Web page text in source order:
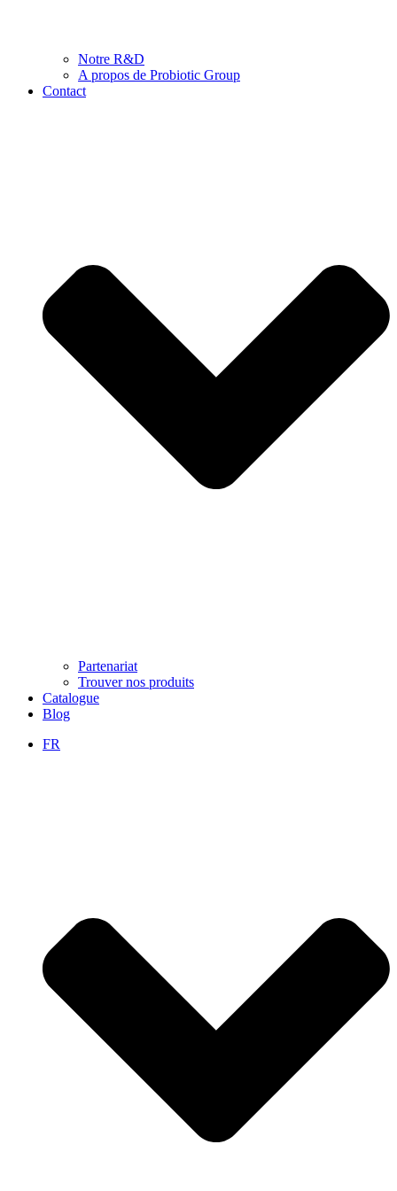
Notre R&D
A propos de Probiotic Group
Contact
Partenariat
Trouver nos produits
Catalogue
Blog
FR